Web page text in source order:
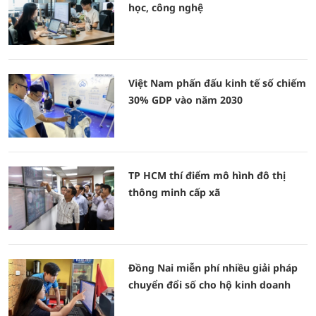
học, công nghệ
Việt Nam phấn đấu kinh tế số chiếm
30% GDP vào năm 2030
TP HCM thí điểm mô hình đô thị
thông minh cấp xã
Đồng Nai miễn phí nhiều giải pháp
chuyển đổi số cho hộ kinh doanh